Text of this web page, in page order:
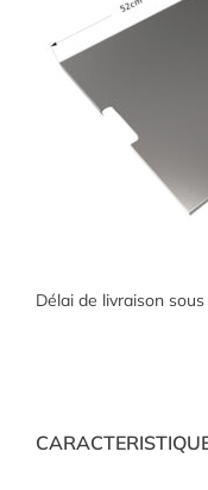
Délai de livraison